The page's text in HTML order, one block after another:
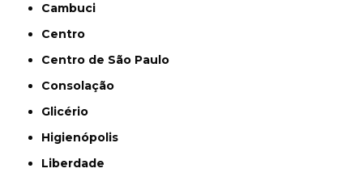
Cambuci
Centro
Centro de São Paulo
Consolação
Glicério
Higienópolis
Liberdade